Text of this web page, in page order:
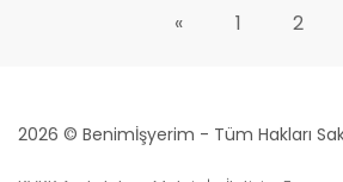
« 1 2
2026 © Benimİşyerim - Tüm Hakları